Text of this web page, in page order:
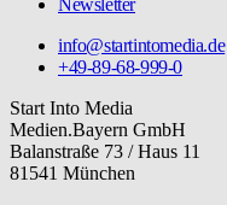
Newsletter
info@startintomedia.de
+49-89-68-999-0
Start Into Media
Medien.Bayern GmbH
Balanstraße 73 / Haus 11
81541 München